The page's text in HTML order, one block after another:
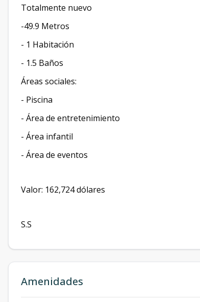
Totalmente nuevo
-49.9 Metros
- 1 Habitación
- 1.5 Baños
Áreas sociales:
- Piscina
- Área de entretenimiento
- Área infantil
- Área de eventos
Valor: 162,724 dólares
S.S
Amenidades